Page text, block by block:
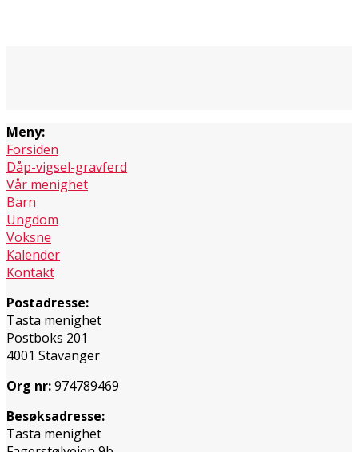
Meny:
Forsiden
Dåp-vigsel-gravferd
Vår menighet
Barn
Ungdom
Voksne
Kalender
Kontakt
Postadresse:
Tasta menighet
Postboks 201
4001 Stavanger
Org nr:974789469
Besøksadresse:
Tasta menighet